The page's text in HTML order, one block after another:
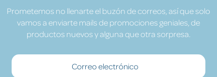
Prometemos no llenarte el buzón de correos, así que solo
vamos a enviarte mails de promociones geniales, de
productos nuevos y alguna que otra sorpresa.